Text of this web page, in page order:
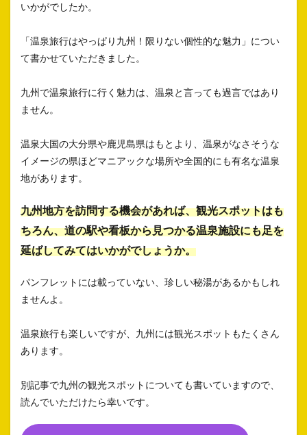
いかがでしたか。
「温泉旅行はやっぱり九州！限りない個性的な魅力」につい
て書かせていただきました。
九州で温泉旅行に行く魅力は、温泉と言っても過言ではあり
ません。
温泉大国の大分県や鹿児島県はもとより、温泉がなさそうな
イメージの県ほどマニアックな場所や全国的にも有名な温泉
地があります。
九州地方を訪問する機会があれば、観光スポットはも
ちろん、道の駅や看板から見つかる温泉施設にも足を
延ばしてみてはいかがでしょうか。
パンフレットには載っていない、珍しい秘湯があるかもしれ
ませんよ。
温泉旅行も楽しいですが、九州には観光スポットもたくさん
あります。
別記事で九州の観光スポットについても書いていますので、
読んでいただけたら幸いです。